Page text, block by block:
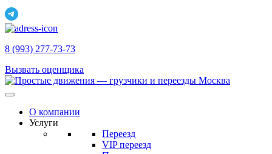
8 (993) 277-73-73
Вызвать оценщика
О компании
Услуги
Переезд
VIP переезд